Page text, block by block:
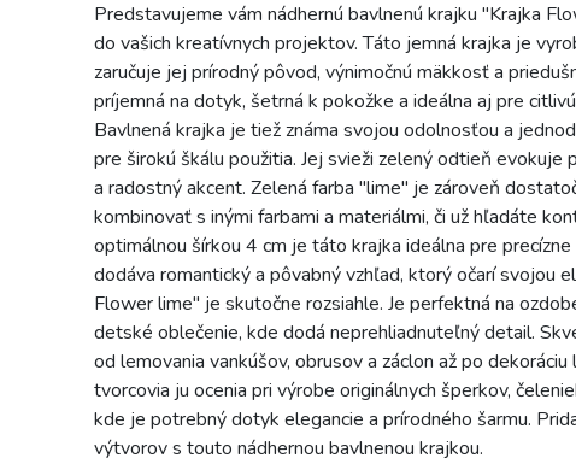
Predstavujeme vám nádhernú bavlnenú krajku "Krajka
do vašich kreatívnych projektov. Táto jemná krajka je
zaručuje jej prírodný pôvod, výnimočnú mäkkosť a
príjemná na dotyk, šetrná k pokožke a ideálna aj pre
Bavlnená krajka je tiež známa svojou odolnosťou a
pre širokú škálu použitia. Jej svieži zelený odtieň evokuje
a radostný akcent. Zelená farba "lime" je zároveň
kombinovať s inými farbami a materiálmi, či už hľadáte
optimálnou šírkou 4 cm je táto krajka ideálna pre
dodáva romantický a pôvabný vzhľad, ktorý očarí svojou
Flower lime" je skutočne rozsiahle. Je perfektná na
detské oblečenie, kde dodá neprehliadnuteľný detail.
od lemovania vankúšov, obrusov a záclon až po
tvorcovia ju ocenia pri výrobe originálnych šperkov,
kde je potrebný dotyk elegancie a prírodného šarmu.
výtvorov s touto nádhernou bavlnenou krajkou.